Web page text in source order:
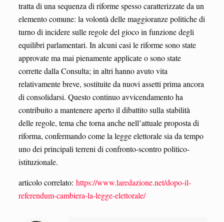
tratta di una sequenza di riforme spesso caratterizzate da un
elemento comune: la volontà delle maggioranze politiche di
turno di incidere sulle regole del gioco in funzione degli
equilibri parlamentari. In alcuni casi le riforme sono state
approvate ma mai pienamente applicate o sono state
corrette dalla Consulta; in altri hanno avuto vita
relativamente breve, sostituite da nuovi assetti prima ancora
di consolidarsi. Questo continuo avvicendamento ha
contribuito a mantenere aperto il dibattito sulla stabilità
delle regole, tema che torna anche nell’attuale proposta di
riforma, confermando come la legge elettorale sia da tempo
uno dei principali terreni di confronto-scontro politico-
istituzionale.
articolo correlato: https://www.laredazione.net/dopo-il-
referendum-cambiera-la-legge-elettorale/